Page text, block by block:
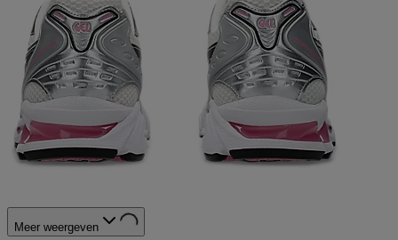
Meer weergeven